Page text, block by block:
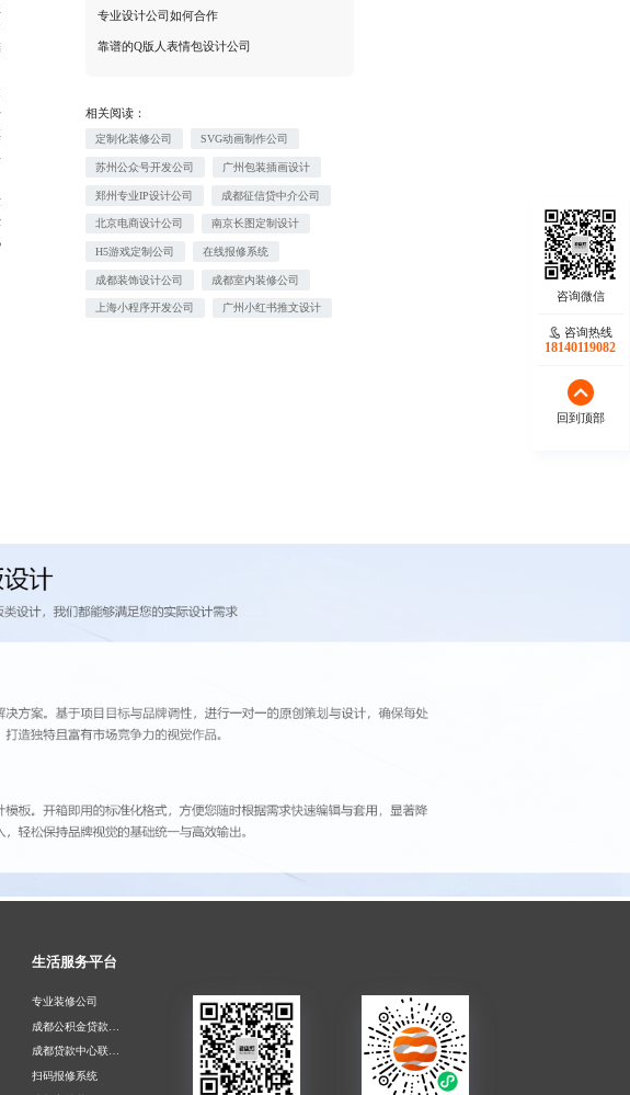
专业设计公司如何合作
靠谱的Q版人表情包设计公司
相关阅读：
定制化装修公司 SVG动画制作公司
苏州公众号开发公司 广州包装插画设计
郑州专业IP设计公司 成都征信贷中介公司
北京电商设计公司 南京长图定制设计
H5游戏定制公司 在线报修系统
成都装饰设计公司 成都室内装修公司
上海小程序开发公司 广州小红书推文设计
咨询热线
18140119082
回到顶部
生活服务平台
专业装修公司
成都贷款中心联系方式
扫码报修系统